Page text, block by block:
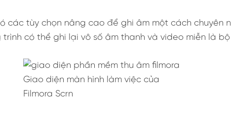
các tùy chọn nâng cao để ghi âm một cách chuyên
trình có thể ghi lại vô số âm thanh và video miễn là
Giao diện màn hình làm việc của
Filmora Scrn